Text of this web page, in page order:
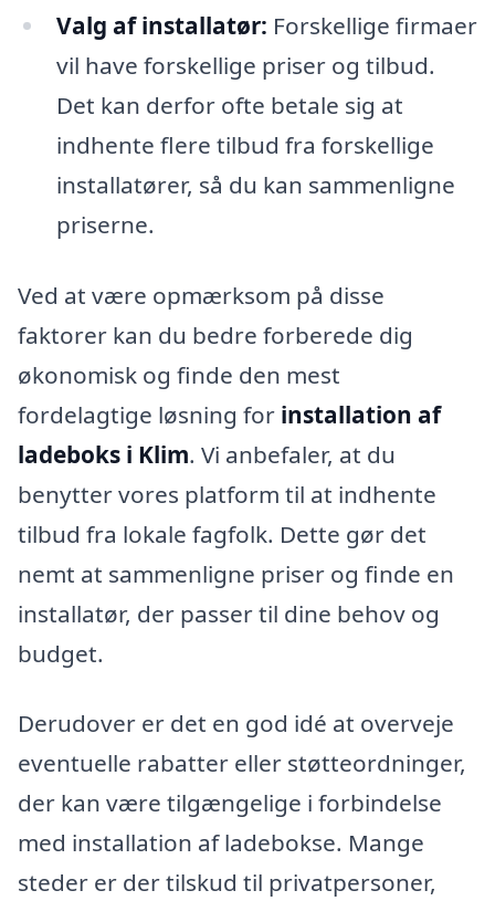
Valg af installatør: Forskellige firmaer
vil have forskellige priser og tilbud.
Det kan derfor ofte betale sig at
indhente flere tilbud fra forskellige
installatører, så du kan sammenligne
priserne.
Ved at være opmærksom på disse
faktorer kan du bedre forberede dig
økonomisk og finde den mest
fordelagtige løsning for installation af
ladeboks i Klim. Vi anbefaler, at du
benytter vores platform til at indhente
tilbud fra lokale fagfolk. Dette gør det
nemt at sammenligne priser og finde en
installatør, der passer til dine behov og
budget.
Derudover er det en god idé at overveje
eventuelle rabatter eller støtteordninger,
der kan være tilgængelige i forbindelse
med installation af ladebokse. Mange
steder er der tilskud til privatpersoner,